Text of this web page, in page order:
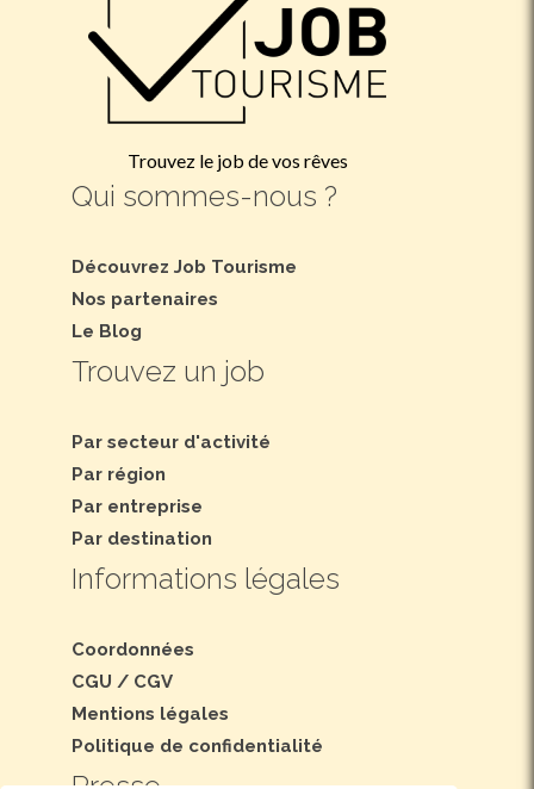
Trouvez le job de vos rêves
Qui sommes-nous ?
Découvrez Job Tourisme
Nos partenaires
Le Blog
Trouvez un job
Par secteur d'activité
Par région
Par entreprise
Par destination
Informations légales
Coordonnées
CGU / CGV
Mentions légales
Politique de confidentialité